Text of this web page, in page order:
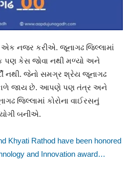
નજર કરીએ. જૂનાગઢ જિલ્લામાં
પણ કેસ જોવા નથી મળ્યો અને
નથી. જેનો સમગ્ર શ્રેય જૂનાગઢ
જાય છે. આપણે પણ તંત્ર અને
જિલ્લામાં કોરોના વાઈરસનું
બનીએ.
Khyati Rathod have been honored
and Innovation award…